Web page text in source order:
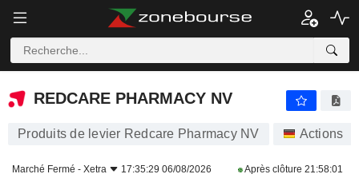
REDCARE PHARMACY NV
REDCARE PHARMACY NV
Produits de levier Redcare Pharmacy NV Actions
Marché Fermé - Xetra 17:35:29 06/08/2026 Après clôture 21:58:01